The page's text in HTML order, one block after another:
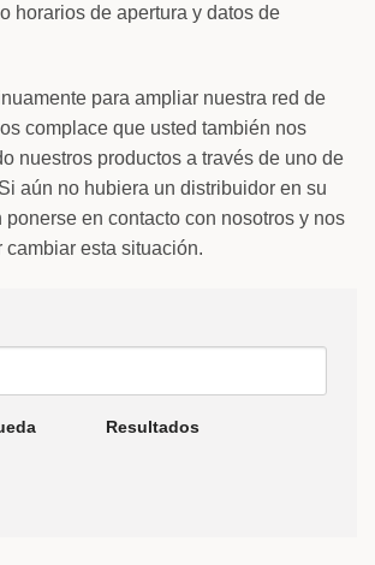
horarios de apertura y datos de
para ampliar nuestra red de
complace que usted también nos
nuestros productos a través de uno de
aún no hubiera un distribuidor en su
ponerse en contacto con nosotros y nos
cambiar esta situación.
Resultados